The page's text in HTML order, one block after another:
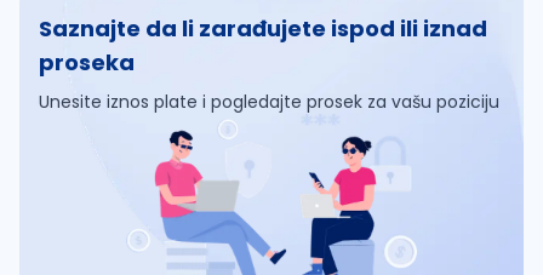
Saznajte da li zarađujete ispod ili iznad
proseka
Unesite iznos plate i pogledajte prosek za vašu poziciju